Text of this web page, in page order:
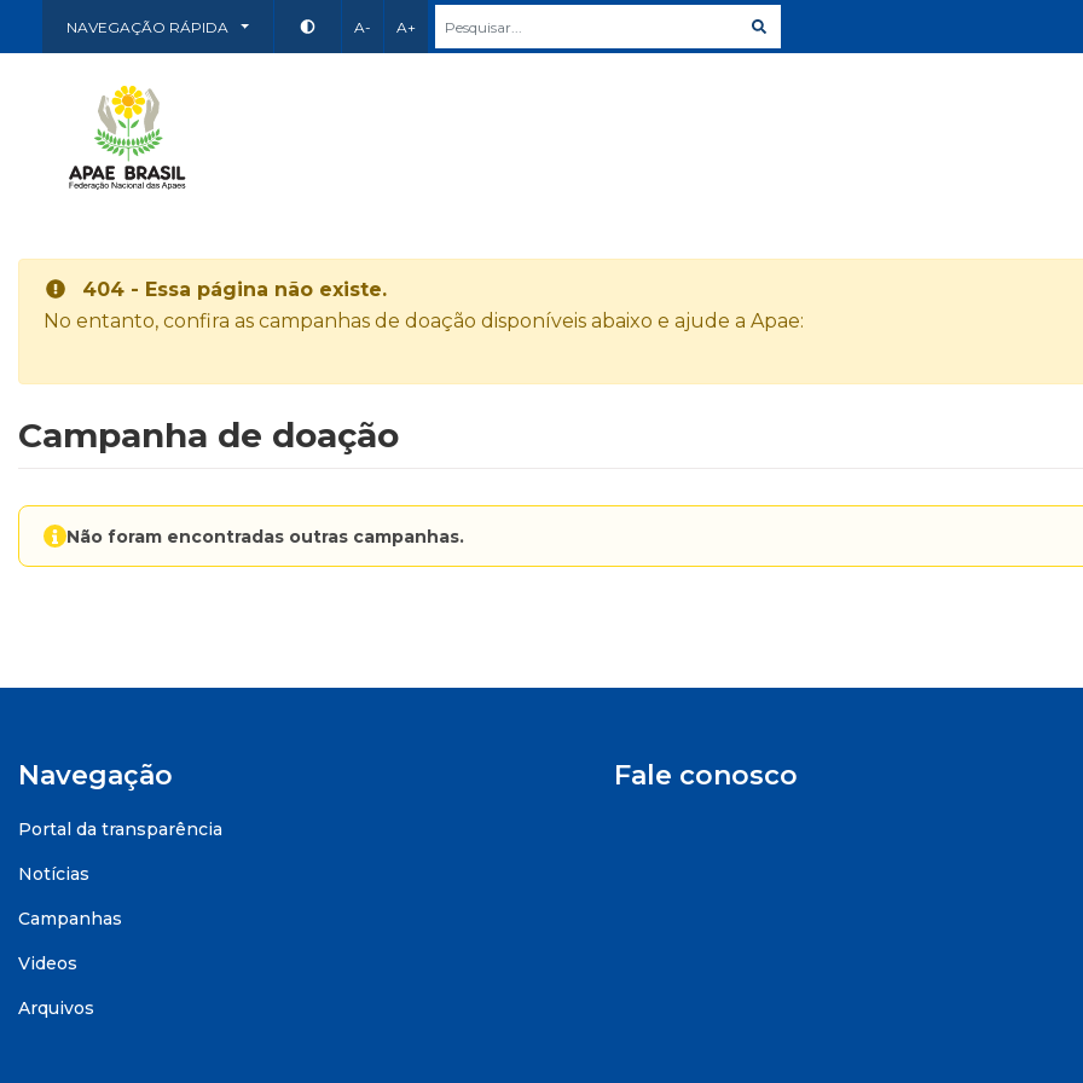
NAVEGAÇÃO RÁPIDA A- A+
404 - Essa página não existe.
No entanto, confira as campanhas de doação disponíveis abaixo e ajude a Apae:
Campanha de doação
Não foram encontradas outras campanhas.
Navegação
Portal da transparência
Notícias
Campanhas
Videos
Arquivos
Fale conosco